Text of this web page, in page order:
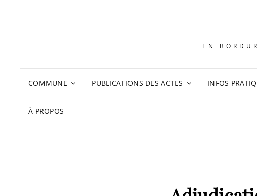
EN
COMMUNE PUBLICATIONS DES ACTES INFOS
À PROPOS